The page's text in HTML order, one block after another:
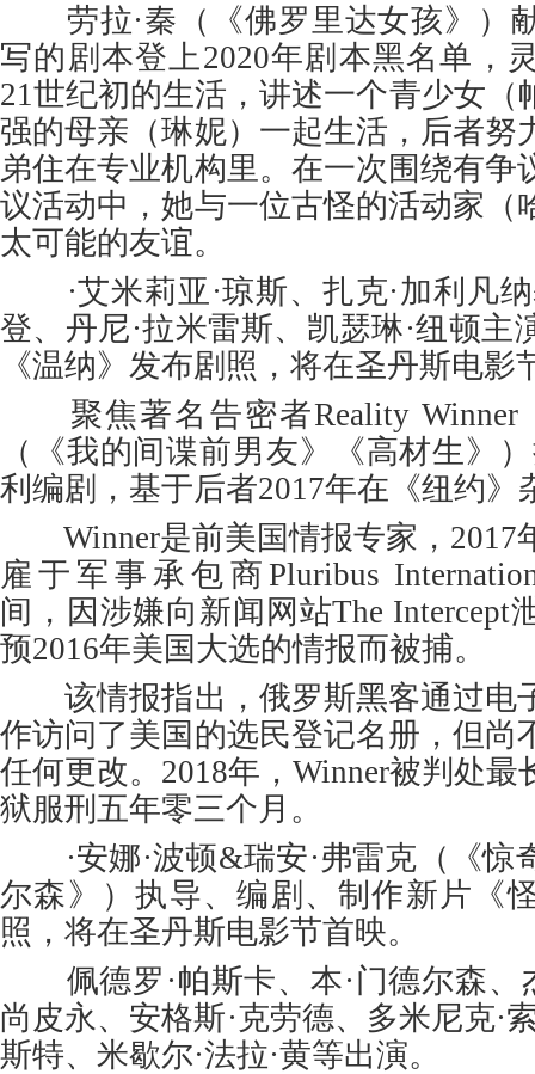
劳拉·秦（《佛罗里达女孩》）
写的剧本登上2020年剧本黑名单，
21世纪初的生活，讲述一个青少女（
强的母亲（琳妮）一起生活，后者努
弟住在专业机构里。在一次围绕有争
议活动中，她与一位古怪的活动家（
太可能的友谊。
·艾米莉亚·琼斯、扎克·加利凡纳
登、丹尼·拉米雷斯、凯瑟琳·纽顿主
《温纳》发布剧照，将在圣丹斯电影
聚焦著名告密者Reality Winner
（《我的间谍前男友》《高材生》
利编剧，基于后者2017年在《纽约》
Winner是前美国情报专家，2017
雇于军事承包商Pluribus
间，因涉嫌向新闻网站The Intercept
预2016年美国大选的情报而被捕。
该情报指出，俄罗斯黑客通过电
作访问了美国的选民登记名册，但尚
任何更改。2018年，Winner被判处最
狱服刑五年零三个月。
·安娜·波顿&瑞安·弗雷克（《惊
尔森》）执导、编剧、制作新片《
照，将在圣丹斯电影节首映。
佩德罗·帕斯卡、本·门德尔森、
尚皮永、安格斯·克劳德、多米尼克·
斯特、米歇尔·法拉·黄等出演。